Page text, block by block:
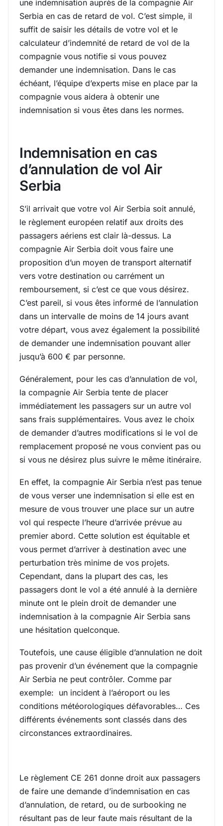
une indemnisation auprès de la compagnie Air
Serbia en cas de retard de vol. C’est simple, il
suffit de saisir les détails de votre vol et le
calculateur d’indemnité de retard de vol de la
compagnie vous notifie si vous pouvez
demander une indemnisation. Dans le cas
échéant, l’équipe d’experts mise en place par la
compagnie vous aidera à obtenir une
indemnisation si vous êtes dans les normes.
Indemnisation en cas
d’annulation de vol Air
Serbia
S’il arrivait que votre vol Air Serbia soit annulé,
le règlement européen relatif aux droits des
passagers aériens est clair là-dessus. La
compagnie Air Serbia doit vous faire une
proposition d’un moyen de transport alternatif
vers votre destination ou carrément un
remboursement, si c’est ce que vous désirez.
C’est pareil, si vous êtes informé de l’annulation
dans un intervalle de moins de 14 jours avant
votre départ, vous avez également la possibilité
de demander une indemnisation pouvant aller
jusqu’à 600 € par personne.
Généralement, pour les cas d’annulation de vol,
la compagnie Air Serbia tente de placer
immédiatement les passagers sur un autre vol
sans frais supplémentaires. Vous avez le choix
de demander d’autres modifications si le vol de
remplacement proposé ne vous convient pas ou
si vous ne désirez plus suivre le même itinéraire.
En effet, la compagnie Air Serbia n’est pas tenue
de vous verser une indemnisation si elle est en
mesure de vous trouver une place sur un autre
vol qui respecte l’heure d’arrivée prévue au
premier abord. Cette solution est équitable et
vous permet d’arriver à destination avec une
perturbation très minime de vos projets.
Cependant, dans la plupart des cas, les
passagers dont le vol a été annulé à la dernière
minute ont le plein droit de demander une
indemnisation à la compagnie Air Serbia sans
une hésitation quelconque.
Toutefois, une cause éligible d’annulation ne doit
pas provenir d’un événement que la compagnie
Air Serbia ne peut contrôler. Comme par
exemple: un incident à l’aéroport ou les
conditions météorologiques défavorables… Ces
différents événements sont classés dans des
circonstances extraordinaires.
Le règlement CE 261 donne droit aux passagers
de faire une demande d’indemnisation en cas
d’annulation, de retard, ou de surbooking ne
résultant pas de leur faute mais résultant de la